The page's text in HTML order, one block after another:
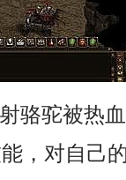
骆驼被热
，对自己